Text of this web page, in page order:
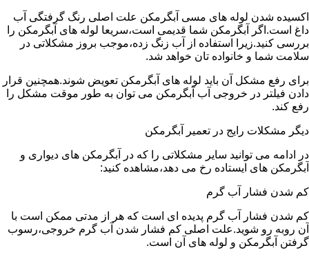
اکسیده شدن لوله های مسی آبگرمکن علت اصلی رنگ گرفتگی آب
داغ است.اگر آبگرمکن شما قدیمی است،سریعا لوله های آبگرمکن را
بررسی کنید.زیرا استفاده از آب زنگ زده،موجب بروز مشکلاتی در
سلامت شما و خانواده تان خواهد شد.
برای رفع مشکل آن باید لوله های آبگرمکن تعویض شوند.همچنین قرار
دادن فیلتر در خروجی آب آبگرمکن می توان به طور موقت مشکل را
رفع کند.
دیگر مشکلات رایج در تعمیر آبگرمکن
در ادامه می توانید سایر مشکلاتی را که در آبگرمکن های دیواری و
آبگرمکن های ایستاده رخ می دهد،مشاهده کنید:
کم شدن فشار آب گرم
کم شدن فشار آب گرم پدیده ای است که هر از مدتی ممکن است با
آن روبه رو شوید.علت اصلی کم فشار شدن آب گرم خروجی،رسوب
گرفتن آبگرمکن و لوله های آن است.